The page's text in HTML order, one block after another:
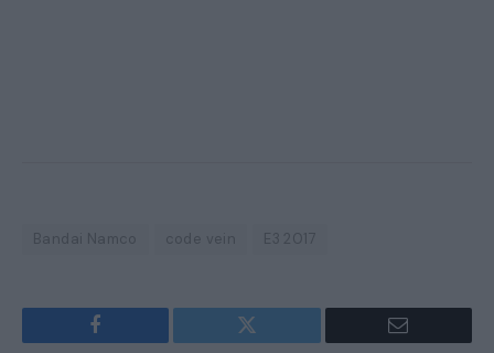
Bandai Namco code vein E3 2017
Facebook Twitter Email